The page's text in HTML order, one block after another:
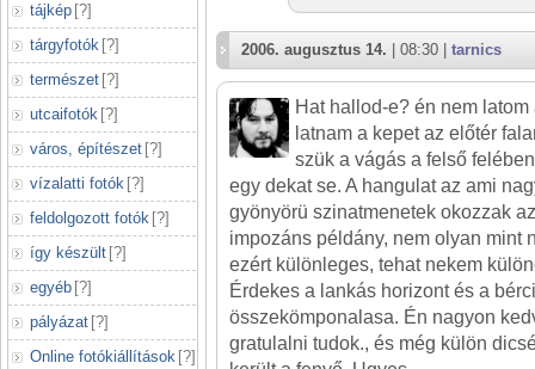
tájkép [?]
tárgyfotók [?]
természet [?]
utcaifotók [?]
város, építészet [?]
vízalatti fotók [?]
feldolgozott fotók [?]
így készült [?]
egyéb [?]
pályázat [?]
Online fotókiállítások [?]
2006. augusztus 14. | 08:30 | tarnics
Hat hallod-e? én nem
latnam a kepet az előtér
szük a vágás a felső
egy dekat se. A hangulat az ami
gyönyörü szinatmenetek okozzak
impozáns példány, nem olyan mint
ezért különleges, tehat nekem
Érdekes a lankás horizont és a
összekömponalasa. Én nagyon
gratulalni tudok., és még külön